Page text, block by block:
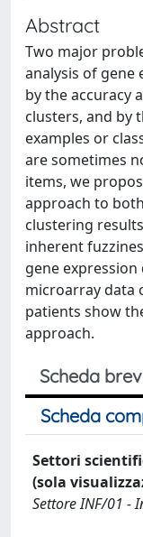
Abstract
Two major
analysis of gene
by the accuracy
clusters, and by
examples or
are sometimes
items, we
approach to
clustering
inherent
gene
microarray data
patients show
approach.
Scheda
Scheda
Settori
(sola
Settore INF/01 -